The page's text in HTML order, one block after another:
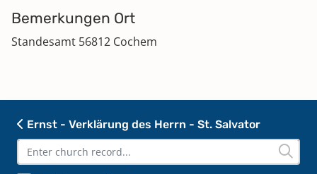
Ernst - Verklärung des Herrn - St. Salvator
Bemerkungen Ort
Standesamt 56812 Cochem